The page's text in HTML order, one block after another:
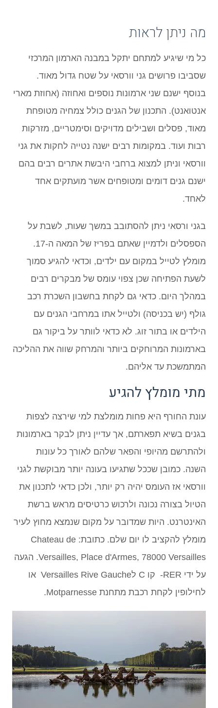
מה ניתן לראות
כל מי שיגיע למתחם יתקל במבנה הארמון המרכזי
שסביבו פרושים גני וורסאי על שטח גדול מאוד.
בנוסף ישנם שני ארמונות נוספים ואחוזה (אחוזת מארי
אנטואנט). התכנון של הגנים כולל צמחיה מטופחת
מאוד, פסלים ושבילים מדויקים וסימטריים, מזרקות
רבות ועוד. במקומות רבים ישנה נטייה לחקות את גני
וורסאי וניתן למצוא ברחבי היבשת אתרים רבים בהם
ישנם גנים דומים ומטופחים אשר מועתקים אחד
לאחד.
בגני ורסאי ניתן להסתובב במשך שעות, לשבת על
הספסלים ולדמיין שאתם בפריז של המאה ה-17.
מומלץ לטייל במקום עם ילדים, וכדאי להגיע סמוך
לשעת הפתיחה שכן צפוי עומס של מבקרים רבים
במהלך היום. כדאי גם לקחת בחשבון השכרת רכב
גולף (יש בכניסה) ולטייל אתו במרחבי הגנים עם
הילדים או בתור זוג. לא כדאי לוותר על ביקור גם
בארמונות המרוחקים ביותר והמרחק שווה את ההליכה
המתמשכת עד אליהם.
מתי מומלץ להגיע
עונת החורף היא פחות מומלצת למי שירצה לצפות
בגנים בשיא תפארתם, אך עדיין ניתן לבקר בארמונות
ולהתרשם מהיופי והפאר שלהם לאורך כל עונות
השנה. כמובן שככל שתגיעו בעונה יותר מבוקשת לגני
וורסאי אז העומס יהיה רק יותר, ולכן כדאי לתכנון את
הטיול בצורה נכונה ולרכוש כרטיסים מראש ברשת
האינטרנט. היות שמדובר על מקום שנמצא מחוץ לעיר
מומלץ להקציב לו יום שלם. כתובת: Chateau de
Versailles, Place d'Armes, 78000 Versailles. הגעה
על ידי RER- קו C לVersailles Rive Gauche או
לחילופין לקחת רכבת מתחנת Motparnesse.